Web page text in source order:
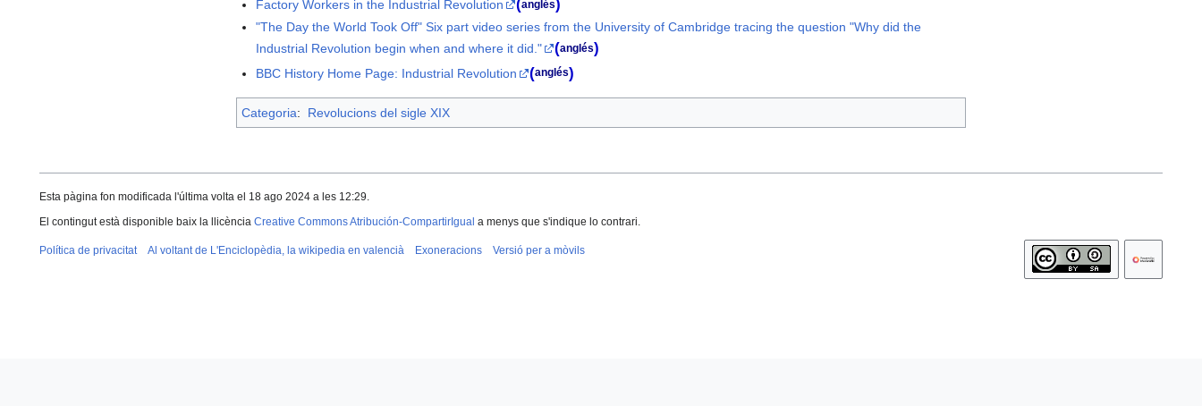
Factory Workers in the Industrial Revolution (anglés)
"The Day the World Took Off" Six part video series from the University of Cambridge tracing the question "Why did the
Industrial Revolution begin when and where it did."
(anglés)
BBC History Home Page: Industrial Revolution (anglés)
Categoria: Revolucions del sigle XIX
Esta pàgina fon modificada l'última volta el 18 ago 2024 a les 12:29.
El contingut està disponible baix la llicència Creative Commons Atribución-CompartirIgual a menys que s'indique lo contrari.
Política de privacitat Al voltant de L'Enciclopèdia, la wikipedia en valencià Exoneracions Versió per a mòvils